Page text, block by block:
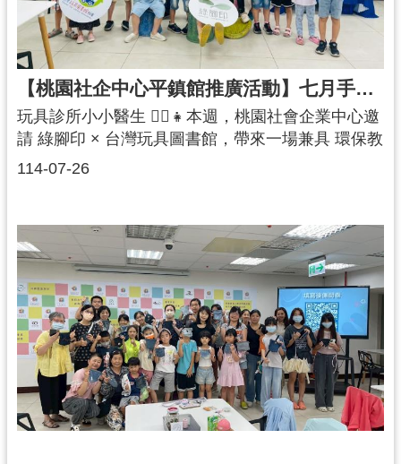
者！你們的每一次揉捏、每一份創作，都是對環境
最溫柔的行動。透過這樣的體驗，我們將永續融入
日常，也讓美食成為守護地球的一部分。 🌱🌸
【桃園社企中心平鎮館推廣活動】七月手作新生・永續生活-玩具診所小小醫生：玩具拆解課程
114-07-26
玩具診所小小醫生 👨‍⚕️👧本週，桃園社會企業中心邀
請 綠腳印 × 台灣玩具圖書館，帶來一場兼具 環保教
育與創意思維的「玩具拆解課程」。探索玩具的秘
們在過程中認識玩具的結構與運作原理，並透過觀
察與實作培養 STEAM 思維，同時鍛鍊邏輯與動手
能力。從拆解到思考：玩具的第二生命除了技術學
習，課程也引導孩子們思考：「壞掉的玩具真的只
能丟掉嗎？」藉由討論與創意發想，孩子們逐漸理
解玩具不必僅止於一次性使用，還能透過再利用或
改造，延續它們的價值與生命。玩具與環境的連結
您知道嗎？一個玩具的平均壽命僅 6 個月，且市面
上大多為塑膠製成，難以分解並可能對環境造成長
遠影響。透過這次課程，孩子們不僅學會拆解技